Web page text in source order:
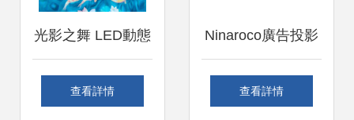
光影之舞 LED動態
圖案水紋燈如何重
查看詳情
Ninaroco廣告投影
燈 點亮創意門頭的
查看詳情